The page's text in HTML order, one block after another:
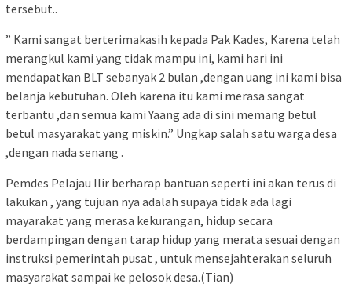
tersebut..
” Kami sangat berterimakasih kepada Pak Kades, Karena telah
merangkul kami yang tidak mampu ini, kami hari ini
mendapatkan BLT sebanyak 2 bulan ,dengan uang ini kami bisa
belanja kebutuhan. Oleh karena itu kami merasa sangat
terbantu ,dan semua kami Yaang ada di sini memang betul
betul masyarakat yang miskin.” Ungkap salah satu warga desa
,dengan nada senang .
Pemdes Pelajau Ilir berharap bantuan seperti ini akan terus di
lakukan , yang tujuan nya adalah supaya tidak ada lagi
mayarakat yang merasa kekurangan, hidup secara
berdampingan dengan tarap hidup yang merata sesuai dengan
instruksi pemerintah pusat , untuk mensejahterakan seluruh
masyarakat sampai ke pelosok desa.(Tian)